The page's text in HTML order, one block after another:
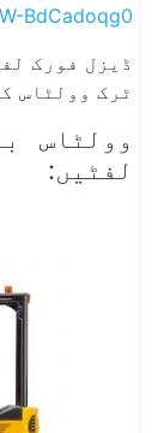
BdCadoqg0
ڈیزل فورک
ٹرک وولٹاس
وولٹاس
لفٹیں: